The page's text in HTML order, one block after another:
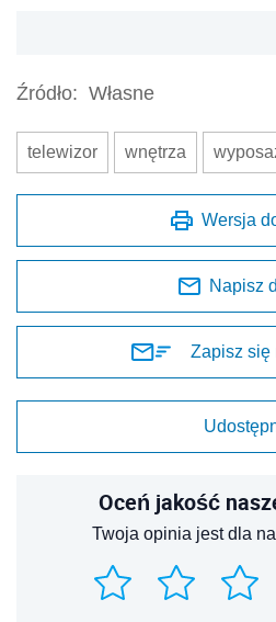
Źródło: Własne
telewizor wnętrza
Wersja
Napisz
Zapisz się
Oceń jakość
Twoja opinia jest dla